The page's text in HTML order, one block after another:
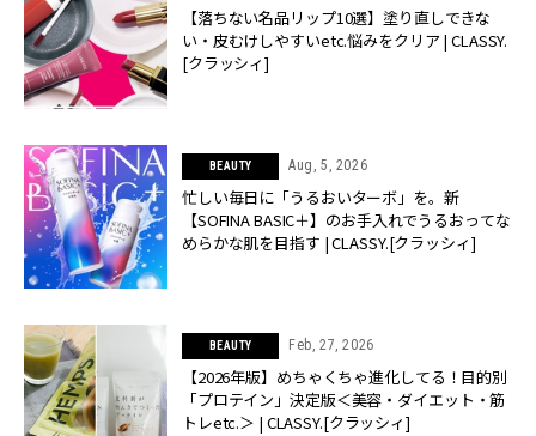
【落ちない名品リップ10選】塗り直しできな
い・皮むけしやすいetc.悩みをクリア | CLASSY.
[クラッシィ]
BEAUTY Aug, 5, 2026
忙しい毎日に「うるおいターボ」を。新
【SOFINA BASIC＋】のお手入れでうるおってな
めらかな肌を目指す | CLASSY.[クラッシィ]
BEAUTY Feb, 27, 2026
【2026年版】めちゃくちゃ進化してる！目的別
「プロテイン」決定版＜美容・ダイエット・筋
トレetc.＞ | CLASSY.[クラッシィ]